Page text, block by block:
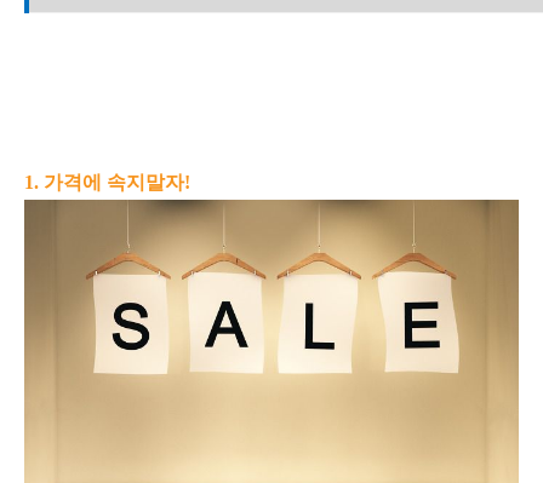
1. 가격에 속지말자!